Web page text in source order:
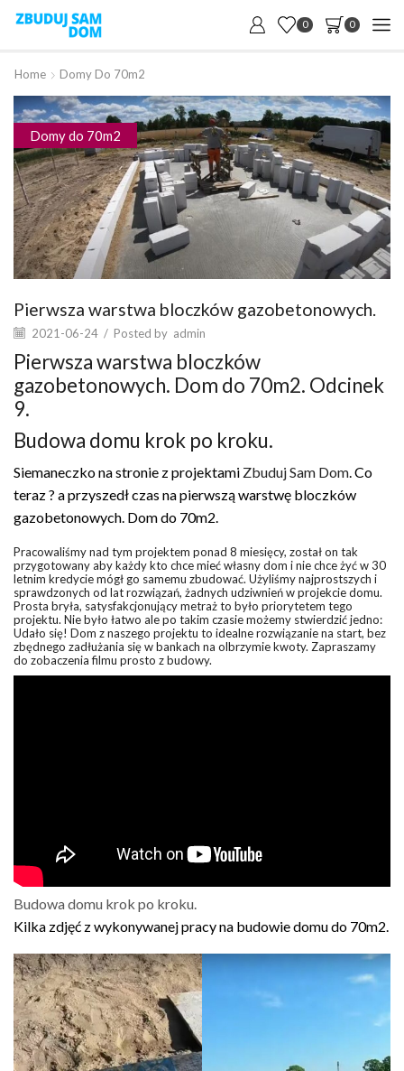
0 0
Home Domy Do 70m2
Domy do 70m2
Pierwsza warstwa bloczków gazobetonowych.
2021-06-24 / Posted by admin
Pierwsza warstwa bloczków
gazobetonowych. Dom do 70m2. Odcinek
9.
Budowa domu krok po kroku.
Siemaneczko na stronie z projektami Zbuduj Sam Dom. Co
teraz ? a przyszedł czas na pierwszą warstwę bloczków
gazobetonowych. Dom do 70m2.
Pracowaliśmy nad tym projektem ponad 8 miesięcy, został on tak
przygotowany aby każdy kto chce mieć własny dom i nie chce żyć w 30
letnim kredycie mógł go samemu zbudować. Użyliśmy najprostszych i
sprawdzonych od lat rozwiązań, żadnych udziwnień w projekcie domu.
Prosta bryła, satysfakcjonujący metraż to było priorytetem tego
projektu. Nie było łatwo ale po takim czasie możemy stwierdzić jedno:
Udało się! Dom z naszego projektu to idealne rozwiązanie na start, bez
zbędnego zadłużania się w bankach na olbrzymie kwoty. Zapraszamy
do zobaczenia filmu prosto z budowy.
Budowa domu krok po kroku.
Kilka zdjęć z wykonywanej pracy na budowie domu do 70m2.